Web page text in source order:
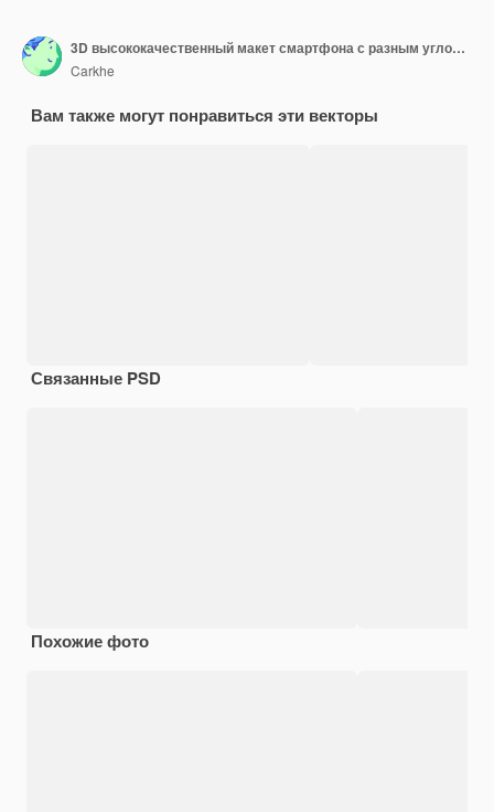
3D высококачественный макет смартфона с разным углом и изолированным фоном для показа мобильного приложения
Carkhe
Вам также могут понравиться эти векторы
Связанные PSD
Похожие фото